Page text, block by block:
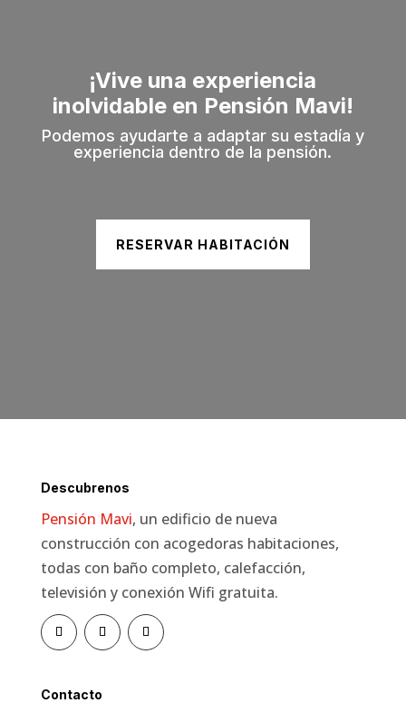
¡Vive una experiencia
inolvidable en Pensión Mavi!
Podemos ayudarte a adaptar su estadía y
experiencia dentro de la pensión.
RESERVAR HABITACIÓN
Descubrenos
Pensión Mavi, un edificio de nueva
construcción con acogedoras habitaciones,
todas con baño completo, calefacción,
televisión y conexión Wifi gratuita.
Contacto